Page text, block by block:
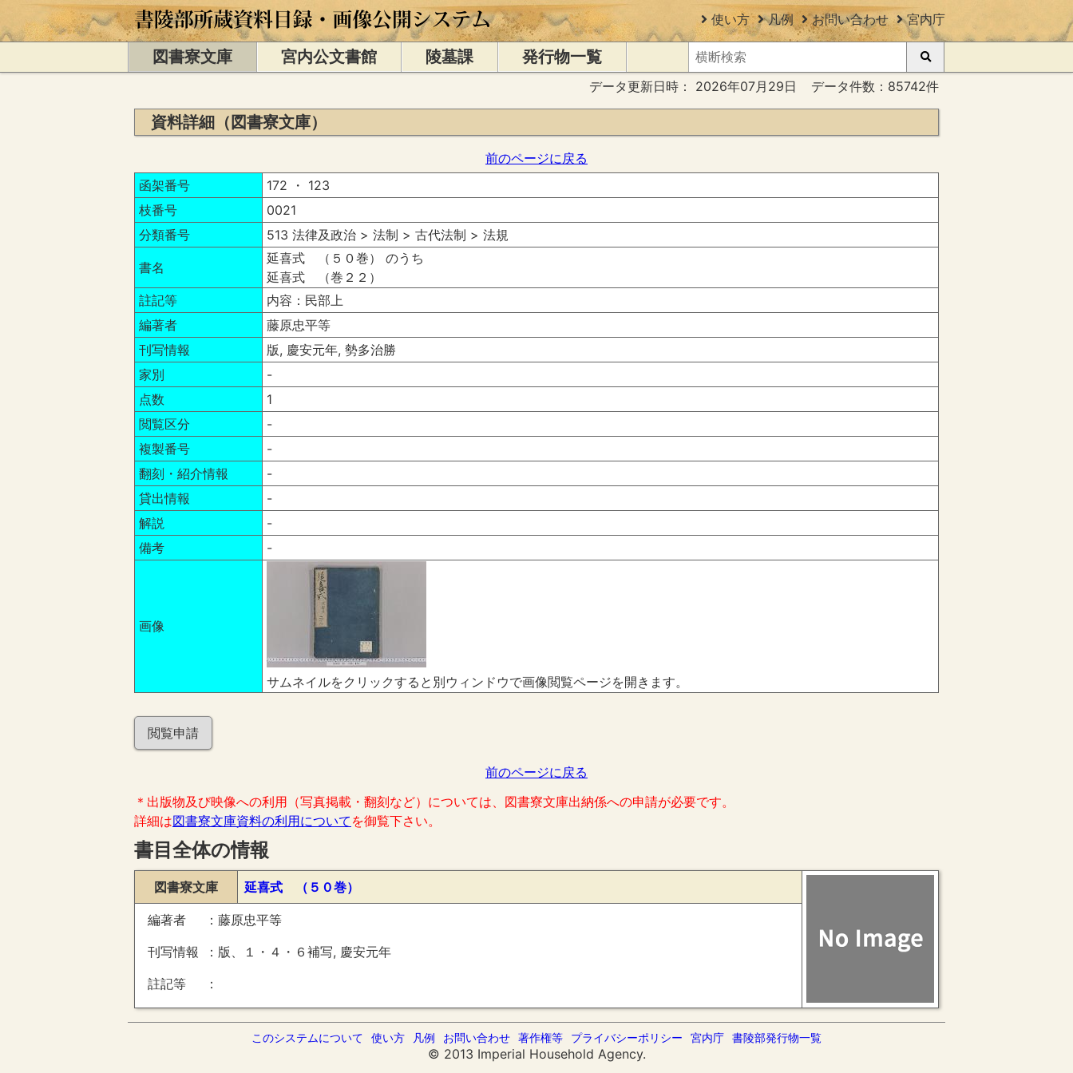
使い方 凡例 お問い合わせ 宮内庁
図書寮文庫 宮内公文書館 陵墓課 発行物一覧
データ更新日時： 2026年07月29日 データ件数：85742件
資料詳細（図書寮文庫）
前のページに戻る
函架番号
172 ・ 123
枝番号
0021
分類番号
513 法律及政治 > 法制 > 古代法制 > 法規
書名
延喜式 （５０巻） のうち
延喜式 （巻２２）
註記等
内容：民部上
編著者
藤原忠平等
刊写情報
版, 慶安元年, 勢多治勝
家別
-
点数
1
閲覧区分
-
複製番号
-
翻刻・紹介情報
-
貸出情報
-
解説
-
備考
-
画像
サムネイルをクリックすると別ウィンドウで画像閲覧ページを開きます。
閲覧申請
前のページに戻る
＊出版物及び映像への利用（写真掲載・翻刻など）については、図書寮文庫出納係への申請が必要です。
詳細は図書寮文庫資料の利用について を御覧下さい。
書目全体の情報
図書寮文庫 延喜式 （５０巻）
編著者
藤原忠平等
刊写情報
版、１・４・６補写, 慶安元年
註記等
このシステムについて 使い方 凡例 お問い合わせ 著作権等 プライバシーポリシー 宮内庁 書陵部発行物一覧
© 2013 Imperial Household Agency.